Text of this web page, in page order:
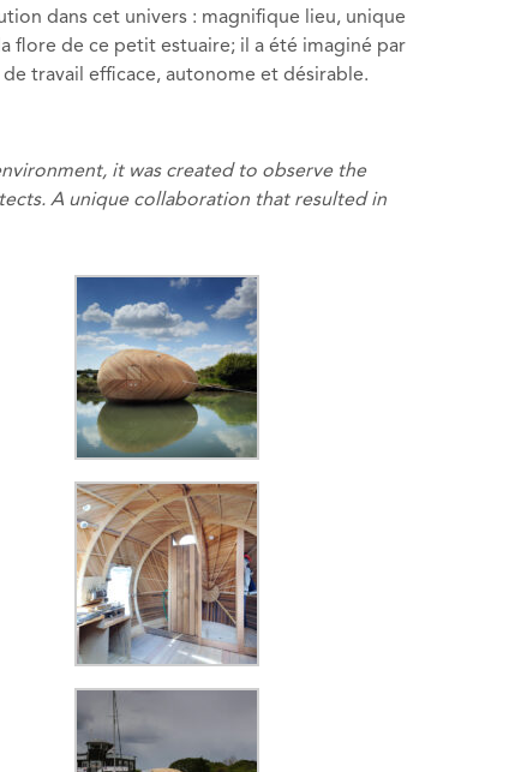
dans cet univers : magnifique lieu, unique
flore de ce petit estuaire; il a été imaginé par
travail efficace, autonome et désirable.
it was created to observe the
A unique collaboration that resulted in